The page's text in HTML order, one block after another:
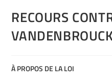
RECOURS
À PROPOS DE LA LOI